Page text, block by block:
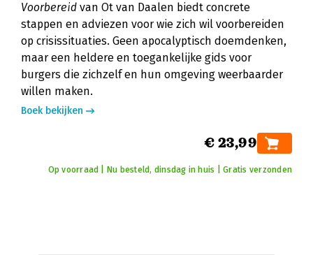
Voorbereid van Ot van Daalen biedt concrete
stappen en adviezen voor wie zich wil voorbereiden
op crisissituaties. Geen apocalyptisch doemdenken,
maar een heldere en toegankelijke gids voor
burgers die zichzelf en hun omgeving weerbaarder
willen maken.
Boek bekijken
€ 23,99
Op voorraad | Nu besteld, dinsdag in huis | Gratis verzonden